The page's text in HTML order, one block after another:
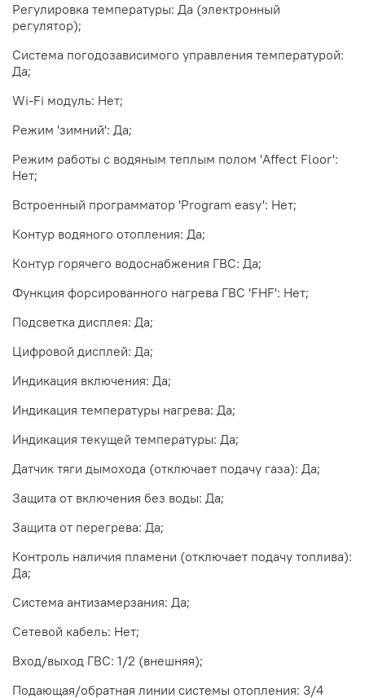
Регулировка температуры: Да (электронный
регулятор);
Система погодозависимого управления температурой:
Да;
Wi-Fi модуль: Нет;
Режим 'зимний': Да;
Режим работы с водяным теплым полом 'Affect Floor':
Нет;
Встроенный программатор 'Program easy': Нет;
Контур водяного отопления: Да;
Контур горячего водоснабжения ГВС: Да;
Функция форсированного нагрева ГВС 'FHF': Нет;
Подсветка дисплея: Да;
Цифровой дисплей: Да;
Индикация включения: Да;
Индикация температуры нагрева: Да;
Индикация текущей температуры: Да;
Датчик тяги дымохода (отключает подачу газа): Да;
Защита от включения без воды: Да;
Защита от перегрева: Да;
Контроль наличия пламени (отключает подачу топлива):
Да;
Система антизамерзания: Да;
Сетевой кабель: Нет;
Вход/выход ГВС: 1/2 (внешняя);
Подающая/обратная линии системы отопления: 3/4